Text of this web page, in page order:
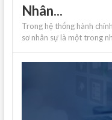
Nhân...
Trong hệ thống hành
sơ nhân sự là một trong